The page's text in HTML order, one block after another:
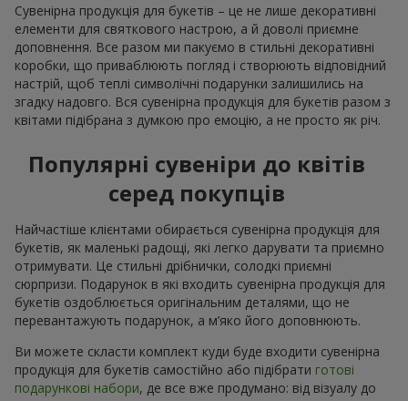
Сувенірна продукція для букетів – це не лише декоративні
елементи для святкового настрою, а й доволі приємне
доповнення. Все разом ми пакуємо в стильні декоративні
коробки, що приваблюють погляд і створюють відповідний
настрій, щоб теплі символічні подарунки залишились на
згадку надовго. Вся сувенірна продукція для букетів разом з
квітами підібрана з думкою про емоцію, а не просто як річ.
Популярні сувеніри до квітів
серед покупців
Найчастіше клієнтами обирається сувенірна продукція для
букетів, як маленькі радощі, які легко дарувати та приємно
отримувати. Це стильні дрібнички, солодкі приємні
сюрпризи. Подарунок в які входить сувенірна продукція для
букетів оздоблюється оригінальним деталями, що не
перевантажують подарунок, а м’яко його доповнюють.
Ви можете скласти комплект куди буде входити сувенірна
продукція для букетів самостійно або підібрати готові
подарункові набори, де все вже продумано: від візуалу до